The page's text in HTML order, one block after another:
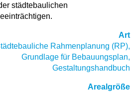
städtebaulichen
Art
Rahmenplanung (RP),
Grundlage für Bebauungsplan,
Gestaltungshandbuch
Arealgröße